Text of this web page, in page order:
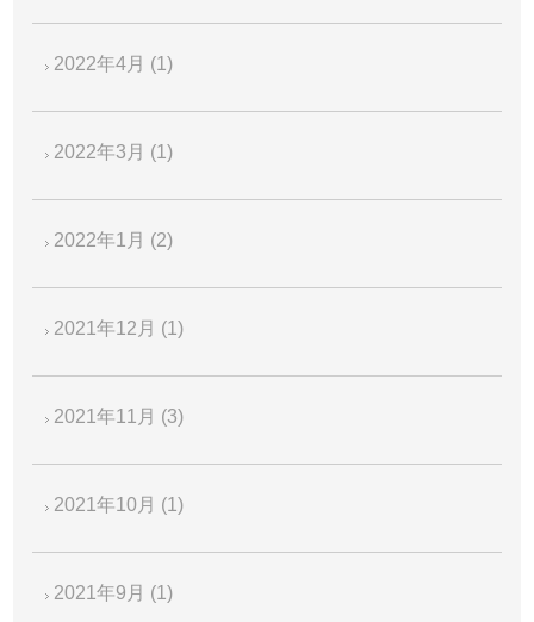
2022年4月 (1)
2022年3月 (1)
2022年1月 (2)
2021年12月 (1)
2021年11月 (3)
2021年10月 (1)
2021年9月 (1)